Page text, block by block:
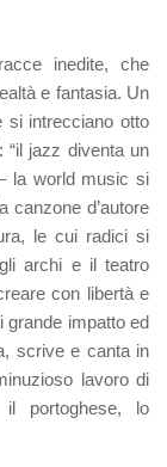
inedite, che
e fantasia. Un
si intrecciano otto
“il jazz diventa un
la world music si
canzone d’autore
le cui radici si
archi e il teatro
con libertà e
grande impatto ed
scrive e canta in
lavoro di
il portoghese, lo